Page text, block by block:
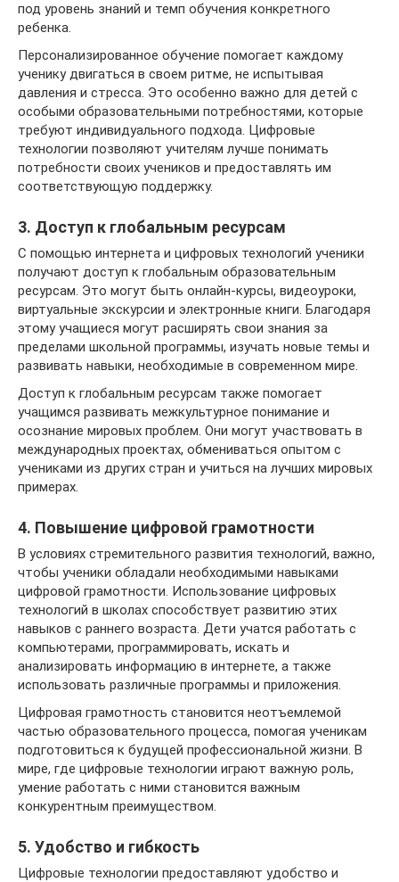
под уровень знаний и темп обучения конкретного
ребенка.
Персонализированное обучение помогает каждому
ученику двигаться в своем ритме, не испытывая
давления и стресса. Это особенно важно для детей с
особыми образовательными потребностями, которые
требуют индивидуального подхода. Цифровые
технологии позволяют учителям лучше понимать
потребности своих учеников и предоставлять им
соответствующую поддержку.
3. Доступ к глобальным ресурсам
С помощью интернета и цифровых технологий ученики
получают доступ к глобальным образовательным
ресурсам. Это могут быть онлайн-курсы, видеоуроки,
виртуальные экскурсии и электронные книги. Благодаря
этому учащиеся могут расширять свои знания за
пределами школьной программы, изучать новые темы и
развивать навыки, необходимые в современном мире.
Доступ к глобальным ресурсам также помогает
учащимся развивать межкультурное понимание и
осознание мировых проблем. Они могут участвовать в
международных проектах, обмениваться опытом с
учениками из других стран и учиться на лучших мировых
примерах.
4. Повышение цифровой грамотности
В условиях стремительного развития технологий, важно,
чтобы ученики обладали необходимыми навыками
цифровой грамотности. Использование цифровых
технологий в школах способствует развитию этих
навыков с раннего возраста. Дети учатся работать с
компьютерами, программировать, искать и
анализировать информацию в интернете, а также
использовать различные программы и приложения.
Цифровая грамотность становится неотъемлемой
частью образовательного процесса, помогая ученикам
подготовиться к будущей профессиональной жизни. В
мире, где цифровые технологии играют важную роль,
умение работать с ними становится важным
конкурентным преимуществом.
5. Удобство и гибкость
Цифровые технологии предоставляют удобство и